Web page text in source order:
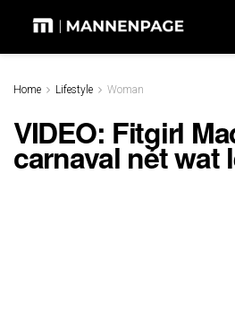
Home Lifestyle Woman
VIDEO: Fitgirl
carnaval nét wat